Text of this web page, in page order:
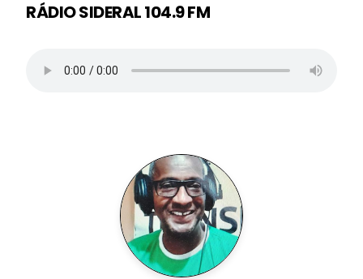
RÁDIO SIDERAL 104.9 FM